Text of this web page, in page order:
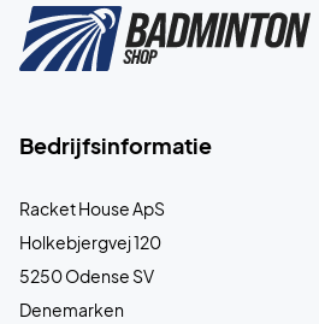
Bedrijfsinformatie
Racket House ApS
Holkebjergvej 120
5250 Odense SV
Denemarken